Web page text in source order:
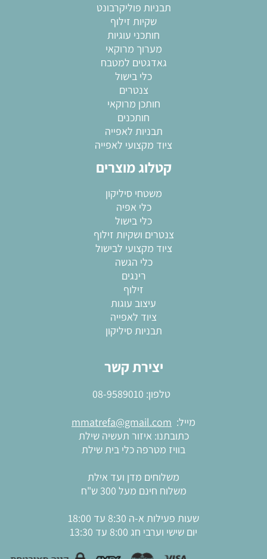
תבניות פוליקרבונט
שקיות זילוף
חותכני עוגיות
מערוך מרוקאי
גאדגטים למטבח
כלי בישול
צנטרים
חותכן מרוקאי
חותכנים
תבניות לאפייה
ציוד מקצועי לאפייה
קטלוג מוצרים
משטחי סיליקון
כלי אפיה
כלי בישול
צנטרים ושקיות זילוף
ציוד מקצועי לבישול
כלי הגשה
רינגים
זילוף
עיצוב עוגות
ציוד לאפייה
תבניות סיליקון
יצירת קשר
טלפון: 08-9589010
מייל: mmatrefa@gmail.com
כתובתנו: איזור תעשיה שילת
בוויז מטרפה כלי בית שילת
משלוחים מדן ועד אילת
משלוח חינם מעל 300 ש"ח
שעות פעילות א-ה 8:30 עד 18:00
יום שישי וערבי חג 8:00 עד 13:30